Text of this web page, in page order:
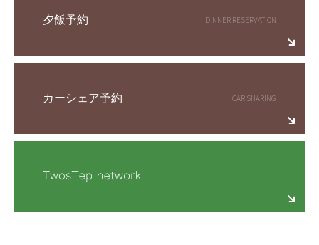
夕飯予約
カーシェア予約